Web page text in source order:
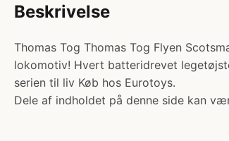
Beskrivelse
Thomas Tog Thomas Tog Flyen
lokomotiv! Hvert batteridrevet
serien til liv Køb hos Eurotoys.
Dele af indholdet på denne side kan